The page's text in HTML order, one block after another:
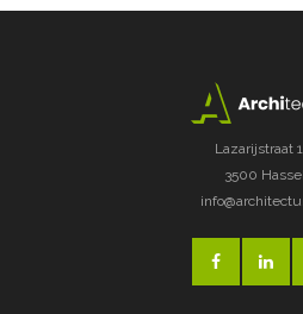
Lazarijstraat
3500